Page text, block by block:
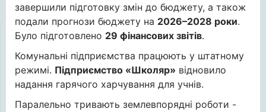
завершили підготовку змін до бюджету, а також
подали прогнози бюджету на 2026–2028 роки.
Було підготовлено 29 фінансових звітів.
Комунальні підприємства працюють у штатному
режимі. Підприємство «Школяр» відновило
надання гарячого харчування для учнів.
Паралельно тривають землевпорядні роботи -